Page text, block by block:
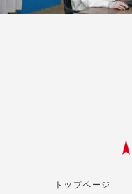
トップページ